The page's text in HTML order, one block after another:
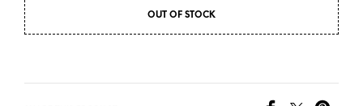
OUT OF STOCK